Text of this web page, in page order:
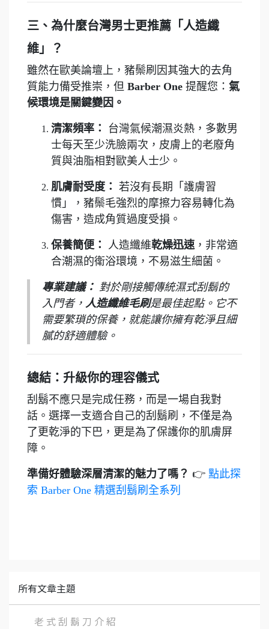
三、為什麼台灣男士更推薦「人造纖
維」？
雖然在歐美論壇上，豬鬃刷因其強大的去角
質能力備受推崇，但 Barber One 提醒您： 氣
候環境是關鍵變因。
清潔頻率：
台灣氣候潮濕炎熱，多數男
士每天至少洗臉兩次，皮膚上的老廢角
質與油脂相對歐美人士少。
肌膚耐受度： 若沒有長期「護膚習
慣」，豬鬃毛強烈的摩擦力容易轉化為
傷害，造成角質過度受損。
保養簡便： 人造纖維乾燥迅速 ，非常適
合潮濕的衛浴環境，不易滋生細菌。
專業建議： 對於剛接觸傳統濕式刮鬍的
入門者， 人造纖維毛刷是最佳起點。它不
需要繁瑣的保養，就能讓你擁有乾淨且細
膩的舒適體驗。
總結：升級你的理容儀式
刮鬍不應只是完成任務，而是一場自我對
話。選擇一支適合自己的刮鬍刷，不僅是為
了更乾淨的下巴，更是為了保護你的肌膚屏
障。
準備好體驗深層清潔的魅力了嗎？ 👉 點此探
索 Barber One 精選刮鬍刷全系列
所有文章主題
老 式 刮 鬍 刀 介 紹